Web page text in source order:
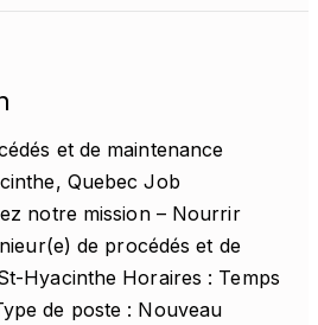
et de maintenance
Quebec Job
notre mission – Nourrir
de procédés et de
Hyacinthe Horaires : Temps
de poste : Nouveau